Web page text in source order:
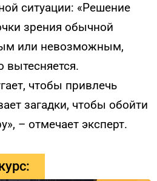
ситуации: «Решение
зрения обычной
или невозможным,
вытесняется.
чтобы привлечь
загадки, чтобы обойти
­– отмечает эксперт.